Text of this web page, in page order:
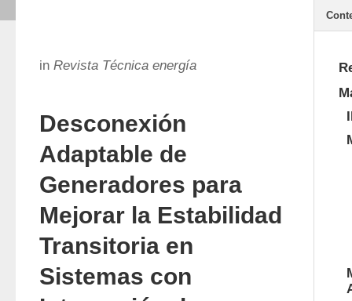
in Revista Técnica energía
Desconexión
Adaptable de
Generadores para
Mejorar la Estabilidad
Transitoria en
Sistemas con